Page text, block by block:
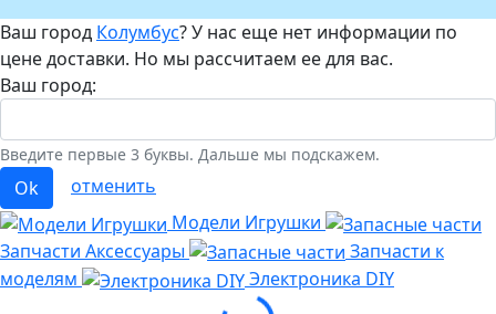
Ваш город Колумбус? У нас еще нет информации по
цене доставки. Но мы рассчитаем ее для вас.
Ваш город:
Введите первые 3 буквы. Дальше мы подскажем.
Ok
отменить
Модели Игрушки
Запчасти Аксессуары
Запчасти к
моделям
Электроника DIY